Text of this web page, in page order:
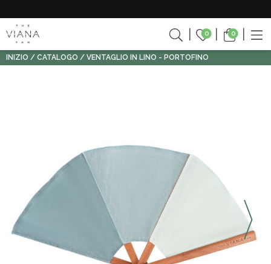
0 0
INIZIO CATALOGO VENTAGLIO IN LINO - PORTOFINO